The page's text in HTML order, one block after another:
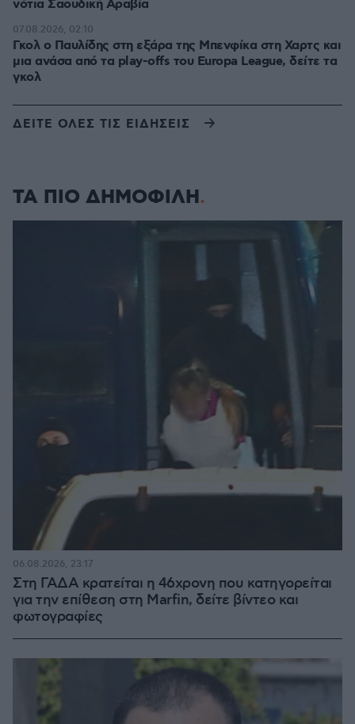
νότια Σαουδική Αραβία
Γκολ ο Παυλίδης στη εξάρα της Μπενφίκα στη Χαρτς και
μια ανάσα από τα play-offs του Europa League, δείτε τα
γκολ
07.08.2026, 02:10
ΔΕΙΤΕ ΟΛΕΣ ΤΙΣ ΕΙΔΗΣΕΙΣ
ΤΑ ΠΙΟ ΔΗΜΟΦΙΛΗ
Στη ΓΑΔΑ κρατείται η 46χρονη που κατηγορείται
για την επίθεση στη Marfin, δείτε βίντεο και
φωτογραφίες
06.08.2026, 23:17